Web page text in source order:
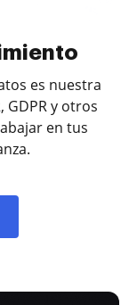
es nuestra
GDPR y otros
en tus